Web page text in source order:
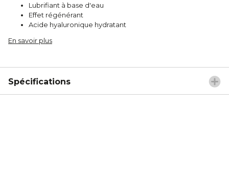
Lubrifiant à base d'eau
Effet régénérant
Acide hyaluronique hydratant
En savoir plus
Spécifications